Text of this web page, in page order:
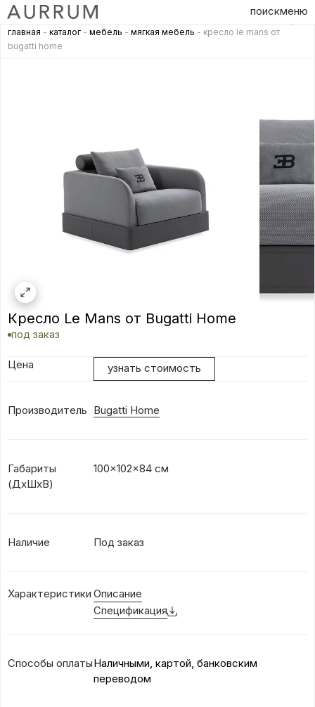
поискменю
главная - каталог - мебель - мягкая мебель - кресло le mans от
bugatti home
Кресло Le Mans от Bugatti Home
под заказ
Цена узнать стоимость
Производитель Bugatti Home
Габариты
(ДхШxВ)
100x102x84 см
Наличие Под заказ
Характеристики Описание
Спецификация
Способы оплатыНаличными, картой, банковским
переводом